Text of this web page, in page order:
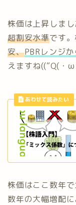
株価は上昇しまし
超割安水準です。
安、PBRレンジ
えますね((“Q(・
株価はここ数年
数年の大幅増配